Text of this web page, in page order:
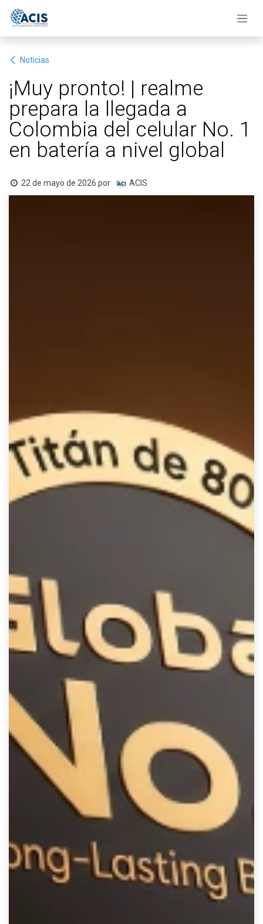
Noticias
¡Muy pronto! | realme
prepara la llegada a
Colombia del celular No. 1
en batería a nivel global
22 de mayo de 2026 por ACIS